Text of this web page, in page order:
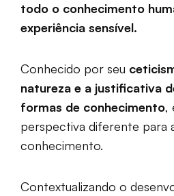
todo o conhecimento
experiência sensível.
Conhecido por seu
natureza e a justificativa
formas de conhecimento,
perspectiva diferente para
conhecimento.
Contextualizando o